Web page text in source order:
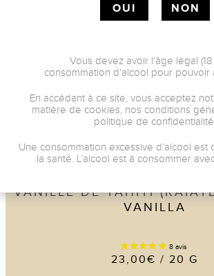
VANILLE DE TAHITI
VANILLA
23,00€ / 20 G
OUI NON
Vous devez avoir l’âge légal
consommation d’alcool pour pouvoir
En accédant à ce site, vous acceptez
matière de cookies, nos conditions
politique de
Une consommation excessive d’alcool
la santé. L’alcool est à consommer